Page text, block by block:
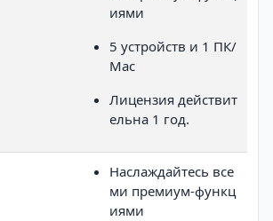
иями
5 устройств и 1 ПК/
Mac
Лицензия действит
ельна 1 год.
Наслаждайтесь все
ми премиум-функц
иями